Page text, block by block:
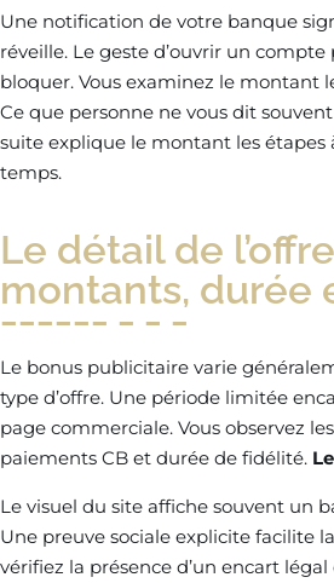
Une notification de votre banque
réveille. Le geste d’ouvrir un
bloquer. Vous examinez le montant
Ce que personne ne vous dit
suite explique le montant les étapes
temps.
Le détail de
montants, durée
Le bonus publicitaire varie
type d’offre. Une période limitée
page commerciale. Vous observez
paiements CB et durée de fidélité.
Le visuel du site affiche souvent un
Une preuve sociale explicite facilite
vérifiez la présence d’un encart